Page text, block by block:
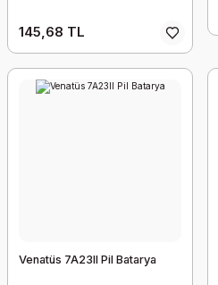
145,68 TL
Venatüs 7A23II Pil Batarya